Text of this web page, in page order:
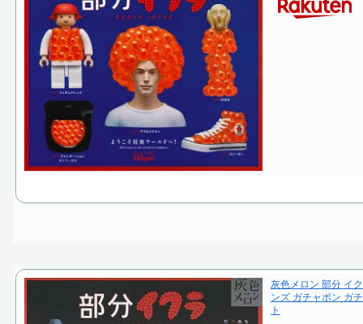
灰色メロン 部分 イ
ンズ ガチャポン ガ
ト